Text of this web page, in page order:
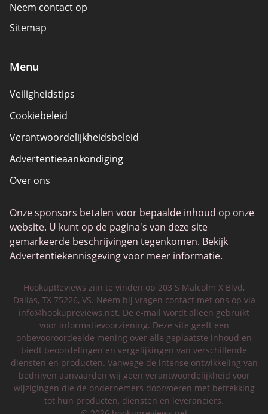
Neem contact op
Sitemap
Menu
Veiligheidstips
Cookiebeleid
Verantwoordelijkheidsbeleid
Advertentieaankondiging
Over ons
Onze sponsors betalen voor bepaalde inhoud op onze
website. U kunt op de pagina's van deze site
gemarkeerde beschrijvingen tegenkomen. Bekijk
Advertentiekennisgeving voor meer informatie.
HookupReviews zijn te vinden op 203 S Malcolm X Blvd,
Dallas, TX 75226, VS. Neem bij vragen contact met ons op via
info@hookupreviews.net. De e-mail wordt alleen gebruikt
voor informatievoorziening. Deze site geeft een
onbevooroordeelde mening over alle geplaatste inhoud en
biedt beoordelingen en vergelijkingen van verschillende
diensten en producten. Vanwege de intense ontwikkeling van
bedrijven aanvaarden wij geen verantwoordelijkheid voor
wijzigingen die de ondernemers doorvoeren met betrekking
tot hun producten, diensten en leveranciers.